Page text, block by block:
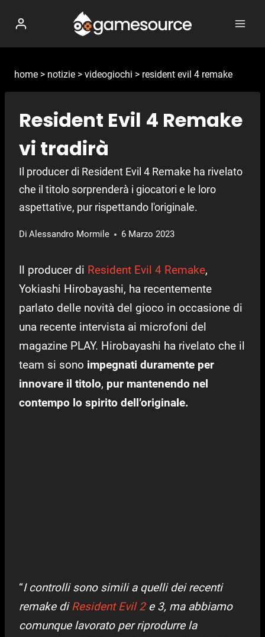
contenuto
home > notizie > videogiochi > resident evil 4 remake
Resident Evil 4 Remake
vi tradirà
Il producer di Resident Evil 4 Remake ha rivelato
che il titolo sorprenderà i giocatori e le loro
aspettative, pur rispettando l'originale.
Di Alessandro Mormile 6 Marzo 2023
Il producer di Resident Evil 4 Remake,
Yokiashi Hirobayashi, ha recentemente
parlato delle novità del gioco in occasione di
una recente intervista ai microfoni del
magazine PLAY. Hirobayashi ha rivelato che il
team si sono impegnati duramente per
innovare il titolo, pur mantenendo nel
contempo lo spirito dell’originale.
“I controlli sono simili a quelli dei recenti
remake diResident Evil 2e 3, ma abbiamo
comunque lavorato per riprodurre la